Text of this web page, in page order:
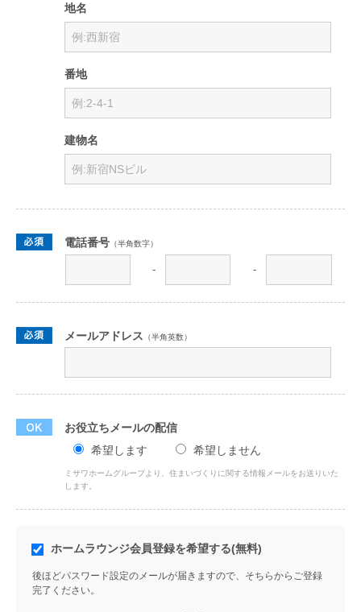
地名
番地
建物名
電話番号 （半角数字）
- -
メールアドレス （半角英数）
お役立ちメールの配信
希望します
希望しません
ミサワホームグループより、住まいづくりに関する情報メールをお送りいた
します。
ホームラウンジ会員登録を希望する(無料)
後ほどパスワード設定のメールが届きますので、そちらからご登録
完了ください。